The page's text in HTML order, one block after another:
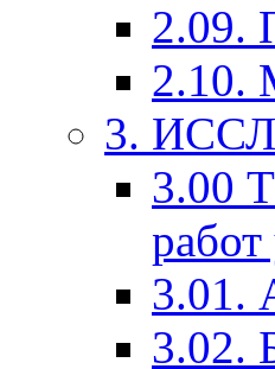
2.09.
2.10.
3.
3.00